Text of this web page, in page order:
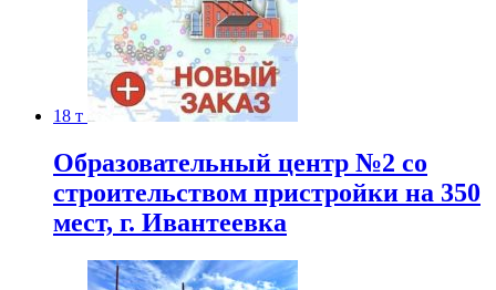
18 т
Образовательный центр №2 со
строительством пристройки на 350
мест, г. Ивантеевка